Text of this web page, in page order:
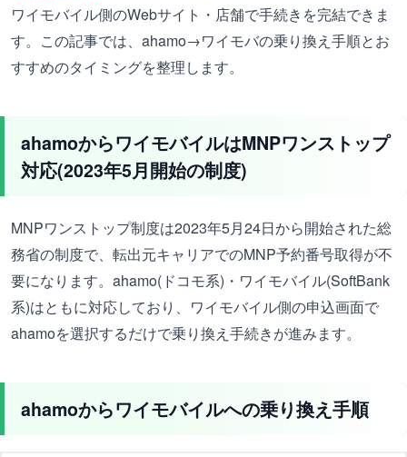
ワイモバイル側のWebサイト・店舗で手続きを完結できま
す。この記事では、ahamo→ワイモバの乗り換え手順とお
すすめのタイミングを整理します。
ahamoからワイモバイルはMNPワンストップ
対応(2023年5月開始の制度)
MNPワンストップ制度は2023年5月24日から開始された総
務省の制度で、転出元キャリアでのMNP予約番号取得が不
要になります。ahamo(ドコモ系)・ワイモバイル(SoftBank
系)はともに対応しており、ワイモバイル側の申込画面で
ahamoを選択するだけで乗り換え手続きが進みます。
ahamoからワイモバイルへの乗り換え手順